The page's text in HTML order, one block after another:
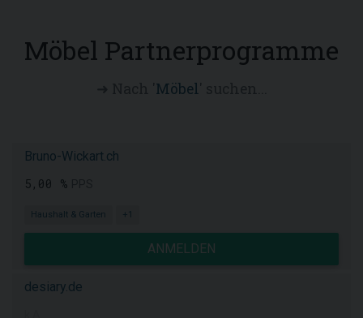
Möbel Partnerprogramme
Möbel
Bruno-Wickart.ch
5,00 %
Haushalt & Garten +1
ANMELDEN
desiary.de